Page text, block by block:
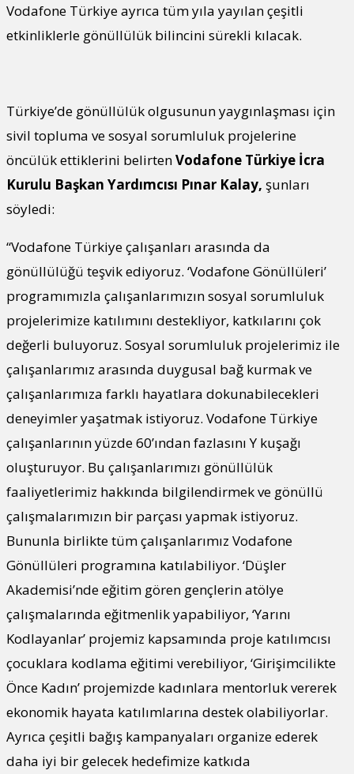
Vodafone Türkiye ayrıca tüm yıla yayılan çeşitli
etkinliklerle gönüllülük bilincini sürekli kılacak.
Türkiye’de gönüllülük olgusunun yaygınlaşması için
sivil topluma ve sosyal sorumluluk projelerine
öncülük ettiklerini belirtenVodafone Türkiye İcra
Kurulu Başkan Yardımcısı Pınar Kalay, şunları
söyledi:
“Vodafone Türkiye çalışanları arasında da
gönüllülüğü teşvik ediyoruz. ‘Vodafone Gönüllüleri’
programımızla çalışanlarımızın sosyal sorumluluk
projelerimize katılımını destekliyor, katkılarını çok
değerli buluyoruz. Sosyal sorumluluk projelerimiz ile
çalışanlarımız arasında duygusal bağ kurmak ve
çalışanlarımıza farklı hayatlara dokunabilecekleri
deneyimler yaşatmak istiyoruz. Vodafone Türkiye
çalışanlarının yüzde 60’ından fazlasını Y kuşağı
oluşturuyor. Bu çalışanlarımızı gönüllülük
faaliyetlerimiz hakkında bilgilendirmek ve gönüllü
çalışmalarımızın bir parçası yapmak istiyoruz.
Bununla birlikte tüm çalışanlarımız Vodafone
Gönüllüleri programına katılabiliyor. ‘Düşler
Akademisi’nde eğitim gören gençlerin atölye
çalışmalarında eğitmenlik yapabiliyor, ‘Yarını
Kodlayanlar’ projemiz kapsamında proje katılımcısı
çocuklara kodlama eğitimi verebiliyor, ‘Girişimcilikte
Önce Kadın’ projemizde kadınlara mentorluk vererek
ekonomik hayata katılımlarına destek olabiliyorlar.
Ayrıca çeşitli bağış kampanyaları organize ederek
daha iyi bir gelecek hedefimize katkıda